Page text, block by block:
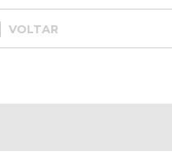
VOLTAR